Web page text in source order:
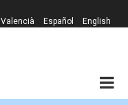
Valencià Español English